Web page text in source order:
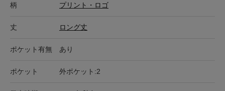
柄 プリント・ロゴ
丈 ロング丈
ポケット有無 あり
ポケット 外ポケット:2